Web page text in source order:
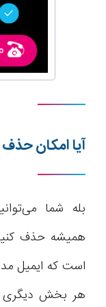
آیا امکان
بله شما
همیشه حذف
هر بخش دیگری